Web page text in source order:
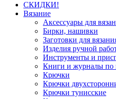
СКИДКИ!
Вязание
Аксессуары для
Бирки, нашивки
Заготовки для
Изделия ручной
Инструменты и
Книги и журналы по
Крючки
Крючки
Крючки тунисские